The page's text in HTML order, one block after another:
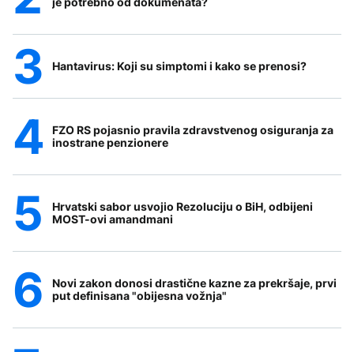
Hantavirus: Koji su simptomi i kako se prenosi?
FZO RS pojasnio pravila zdravstvenog osiguranja za
inostrane penzionere
Hrvatski sabor usvojio Rezoluciju o BiH, odbijeni
MOST-ovi amandmani
Novi zakon donosi drastične kazne za prekršaje, prvi
put definisana "obijesna vožnja"